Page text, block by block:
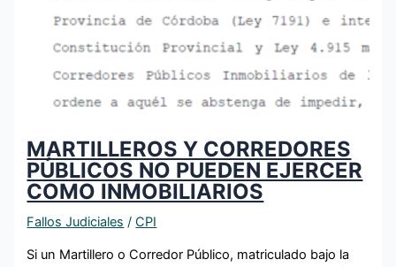
MARTILLEROS Y CORREDORES
PÚBLICOS NO PUEDEN EJERCER
COMO INMOBILIARIOS
Fallos Judiciales /CPI
Si un Martillero o Corredor Público, matriculado bajo la